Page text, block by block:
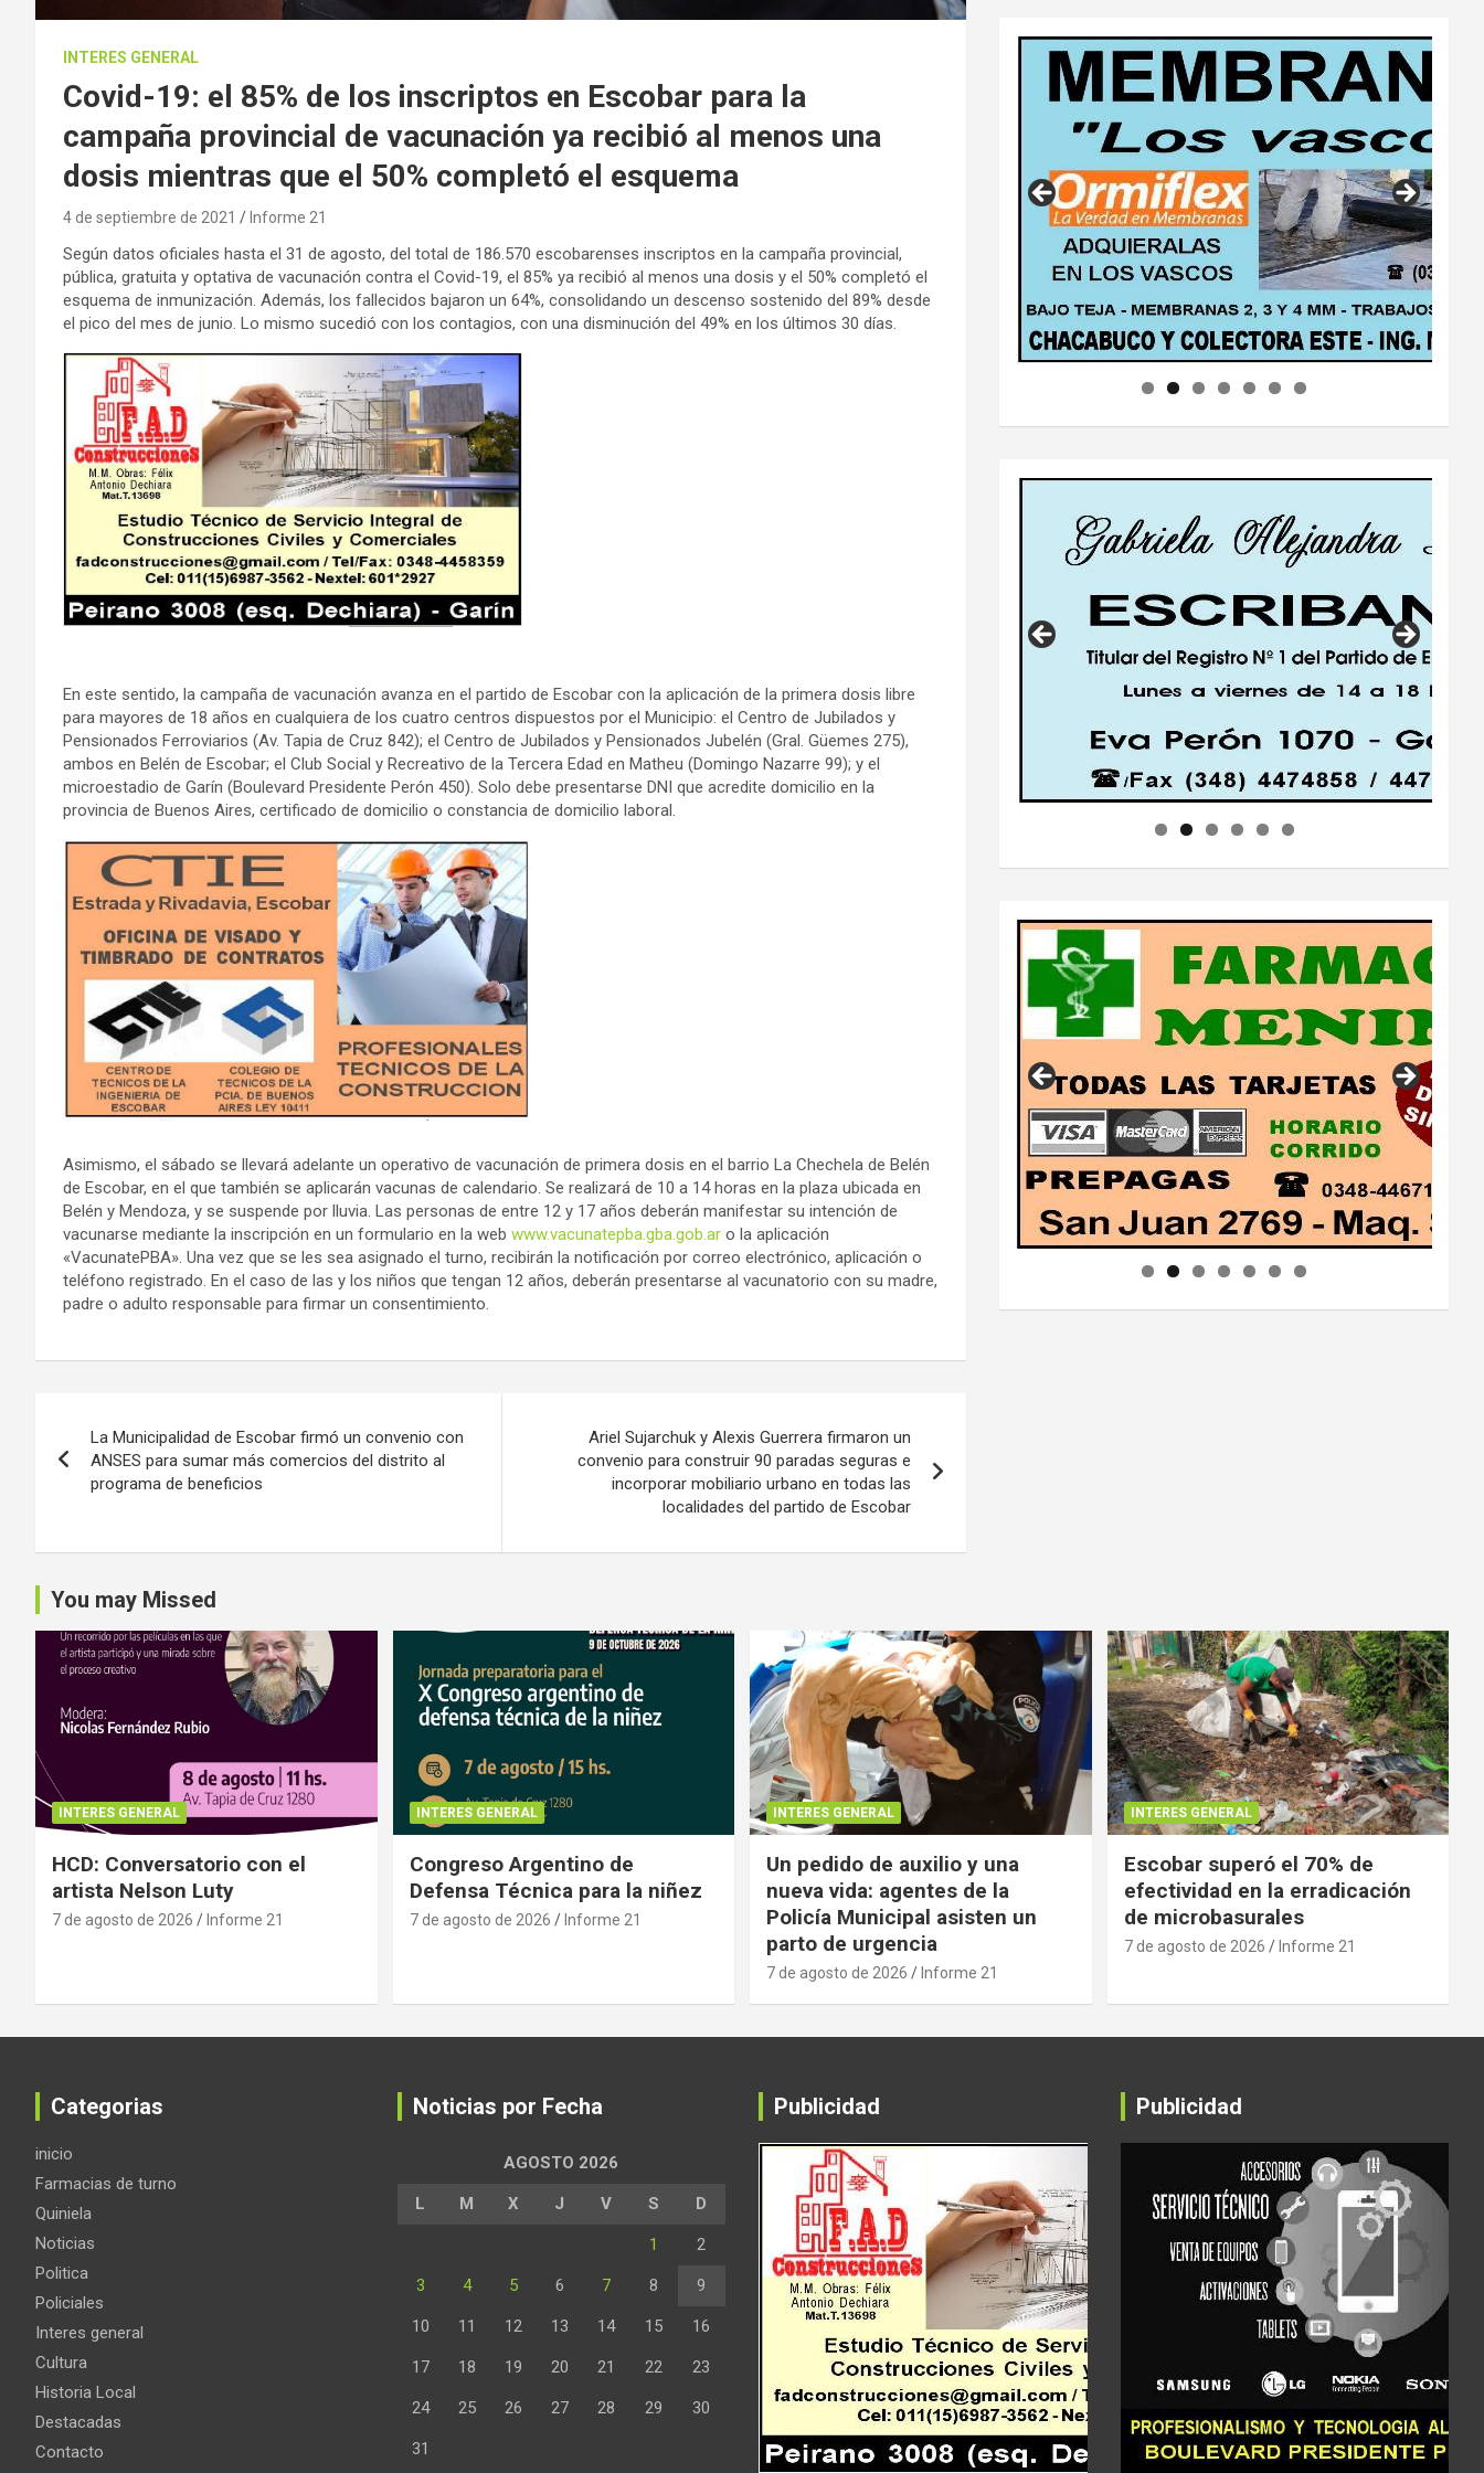
INTERES GENERAL
Covid-19: el 85% de los inscriptos en Escobar para la
campaña provincial de vacunación ya recibió al menos una
dosis mientras que el 50% completó el esquema
4 de septiembre de 2021 Informe 21
Según datos oficiales hasta el 31 de agosto, del total de 186.570 escobarenses inscriptos en la campaña provincial,
pública, gratuita y optativa de vacunación contra el Covid-19, el 85% ya recibió al menos una dosis y el 50% completó el
esquema de inmunización. Además, los fallecidos bajaron un 64%, consolidando un descenso sostenido del 89% desde
el pico del mes de junio. Lo mismo sucedió con los contagios, con una disminución del 49% en los últimos 30 días.
En este sentido, la campaña de vacunación avanza en el partido de Escobar con la aplicación de la primera dosis libre
para mayores de 18 años en cualquiera de los cuatro centros dispuestos por el Municipio: el Centro de Jubilados y
Pensionados Ferroviarios (Av. Tapia de Cruz 842); el Centro de Jubilados y Pensionados Jubelén (Gral. Güemes 275),
ambos en Belén de Escobar; el Club Social y Recreativo de la Tercera Edad en Matheu (Domingo Nazarre 99); y el
microestadio de Garín (Boulevard Presidente Perón 450). Solo debe presentarse DNI que acredite domicilio en la
provincia de Buenos Aires, certificado de domicilio o constancia de domicilio laboral.
Asimismo, el sábado se llevará adelante un operativo de vacunación de primera dosis en el barrio La Chechela de Belén
de Escobar, en el que también se aplicarán vacunas de calendario. Se realizará de 10 a 14 horas en la plaza ubicada en
Belén y Mendoza, y se suspende por lluvia. Las personas de entre 12 y 17 años deberán manifestar su intención de
vacunarse mediante la inscripción en un formulario en la web www.vacunatepba.gba.gob.ar o la aplicación
«VacunatePBA». Una vez que se les sea asignado el turno, recibirán la notificación por correo electrónico, aplicación o
teléfono registrado. En el caso de las y los niños que tengan 12 años, deberán presentarse al vacunatorio con su madre,
padre o adulto responsable para firmar un consentimiento.
de
entradas
La Municipalidad de Escobar firmó un convenio con
ANSES para sumar más comercios del distrito al
programa de beneficios
Ariel Sujarchuk y Alexis Guerrera firmaron un
convenio para construir 90 paradas seguras e
incorporar mobiliario urbano en todas las
localidades del partido de Escobar
You may Missed
INTERES GENERAL
HCD: Conversatorio con el
artista Nelson Luty
7 de agosto de 2026 Informe 21
INTERES GENERAL
Congreso Argentino de
Defensa Técnica para la niñez
7 de agosto de 2026 Informe 21
INTERES GENERAL
Un pedido de auxilio y una
nueva vida: agentes de la
Policía Municipal asisten un
parto de urgencia
7 de agosto de 2026 Informe 21
INTERES GENERAL
Escobar superó el 70% de
efectividad en la erradicación
de microbasurales
7 de agosto de 2026 Informe 21
Categorias
inicio
Farmacias de turno
Quiniela
Noticias
Politica
Policiales
Interes general
Cultura
Historia Local
Destacadas
Contacto
Noticias por Fecha
AGOSTO 2026
L M X J V S D
1 2
3 4 5 6 7 8 9
10 11 12 13 14 15 16
17 18 19 20 21 22 23
24 25 26 27 28 29 30
31
Publicidad Publicidad